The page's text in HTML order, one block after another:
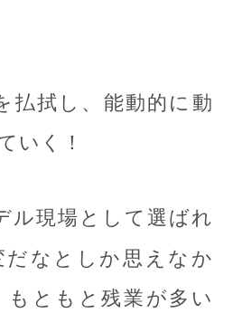
払拭し、能動的に動
いく！
ル現場として選ばれ
なとしか思えなか
ともと残業が多い